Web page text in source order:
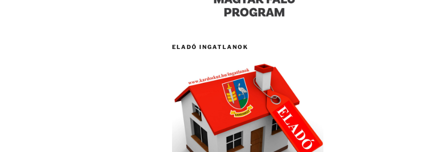
ELADÓ INGATLANOK